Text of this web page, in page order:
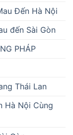
Đến Hà Nội
đến Sài Gòn
PHÁP
Thái Lan
Hà Nội Cùng